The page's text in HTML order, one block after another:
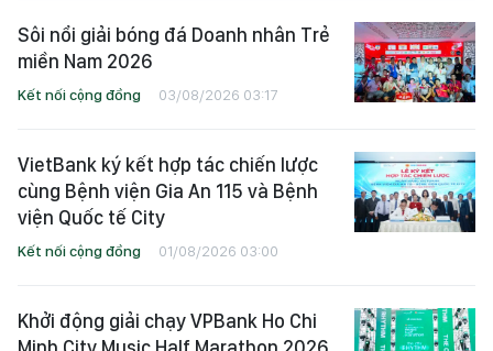
Sôi nổi giải bóng đá Doanh nhân Trẻ
miền Nam 2026
Kết nối cộng đồng 03/08/2026 03:17
VietBank ký kết hợp tác chiến lược
cùng Bệnh viện Gia An 115 và Bệnh
viện Quốc tế City
Kết nối cộng đồng 01/08/2026 03:00
Khởi động giải chạy VPBank Ho Chi